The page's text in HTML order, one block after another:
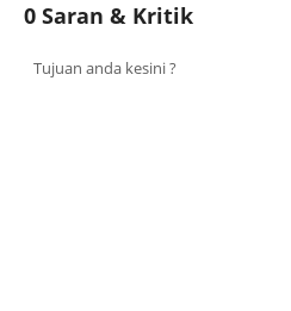
0 Saran & Kritik
Tujuan anda kesini ?